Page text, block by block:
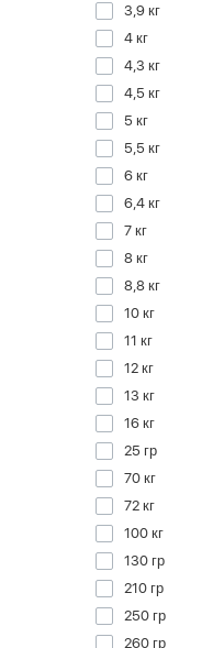
3,9 кг
4 кг
4,3 кг
4,5 кг
5 кг
5,5 кг
6 кг
6,4 кг
7 кг
8 кг
8,8 кг
10 кг
11 кг
12 кг
13 кг
16 кг
25 гр
70 кг
72 кг
100 кг
130 гр
210 гр
250 гр
260 гр